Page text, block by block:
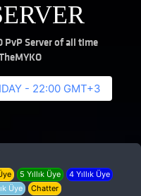
PvP Server of all time
- 22:00 GMT+3
5 Yıllık Üye
4 Yıllık Üye
Üye Chatter